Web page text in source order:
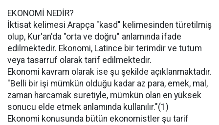
EKONOMİ NEDİR?
İktisat kelimesi Arapça "kasd" kelimesinden türetilmiş
olup, Kur'an'da "orta ve doğru" anlamında ifade
edilmektedir. Ekonomi, Latince bir terimdir ve tutum
veya tasarruf olarak tarif edilmektedir.
Ekonomi kavram olarak ise şu şekilde açıklanmaktadır.
"Belli bir işi mümkün olduğu kadar az para, emek, mal,
zaman harcamak suretiyle, mümkün olan en yüksek
sonucu elde etmek anlamında kullanılır."(1)
Ekonomi konusunda bütün ekonomistler şu tarif